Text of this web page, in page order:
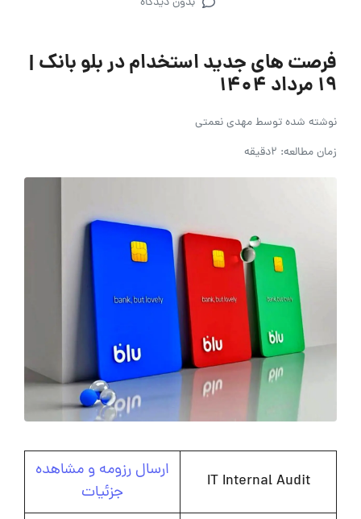
فرصت های جدید استخدام در بلو بانک |
19 مرداد 1404
نوشته شده توسطمهدی نعمتی
زمان مطالعه: 2دقیقه
IT Internal Audit
ارسال رزومه و مشاهده
جزئیات